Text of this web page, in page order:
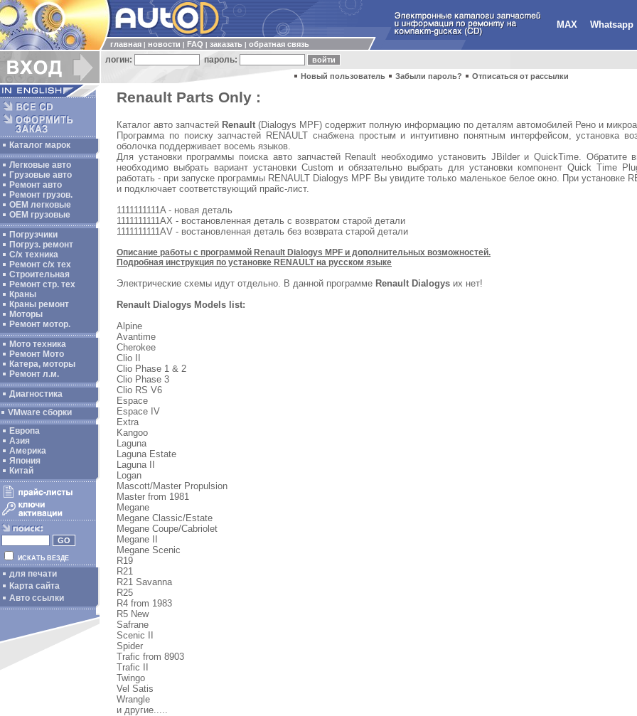
MAX Whatsapp
главная новости FAQ заказать обратная связь
логин: пароль:
Новый пользователь Забыли пароль? Отписаться от рассылки
Каталог марок
Легковые авто
Грузовые авто
Ремонт авто
Ремонт грузов.
ОЕМ легковые
OEM грузовые
Погрузчики
Погруз. ремонт
С/х техника
Ремонт с/х тех
Строительная
Ремонт стр. тех
Краны
Краны ремонт
Моторы
Ремонт мотор.
Мото техника
Ремонт Мото
Катера, моторы
Ремонт л.м.
Диагностика
VMware сборки
Европа
Азия
Америка
Япония
Китай
ИСКАТЬ ВЕЗДЕ
для печати
Карта сайта
Авто ссылки
Renault Parts Only :
Каталог авто запчастей Renault (Dialogys MPF) содержит полную информацию по деталям автомобилей Рено и
Программа по поиску запчастей RENAULT снабжена простым и интуитивно понятным интерфейсом, установка
оболочка поддерживает восемь языков.
Для установки программы поиска авто запчастей Renault необходимо установить JBilder и QuickTime. Обратите
необходимо выбрать вариант установки Custom и обязательно выбрать для установки компонент Quick Time
работать - при запуске программы RENAULT Dialogys MPF Вы увидите только маленькое белое окно. При установке
и подключает соответствующий прайс-лист.
1111111111A - новая деталь
1111111111АX - востановленная деталь с возвратом старой детали
1111111111АV - востановленная деталь без возврата старой детали
Описание работы с программой Renault Dialogys MPF и дополнительных возможностей.
Подробная инструкция по установке RENAULTна русском языке
Электрические схемы идут отдельно. В данной программе Renault Dialogys их нет!
Renault Dialogys Models list:
Alpine
Avantime
Cherokee
Clio II
Clio Phase 1 & 2
Clio Phase 3
Clio RS V6
Espace
Espace IV
Extra
Kangoo
Laguna
Laguna Estate
Laguna II
Logan
Mascott/Master Propulsion
Master from 1981
Megane
Megane Classic/Estate
Megane Coupe/Cabriolet
Megane II
Megane Scenic
R19
R21
R21 Savanna
R25
R4 from 1983
R5 New
Safrane
Scenic II
Spider
Trafic from 8903
Trafic II
Twingo
Vel Satis
Wrangle
и другие.....